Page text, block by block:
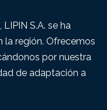
S.A. se ha
la región. Ofrecemos
por nuestra
de adaptación a